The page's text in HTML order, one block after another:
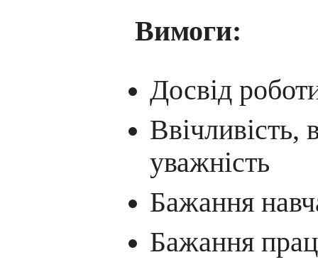
Вимоги:
Досвід
Ввічливість,
уважність
Бажання
Бажання